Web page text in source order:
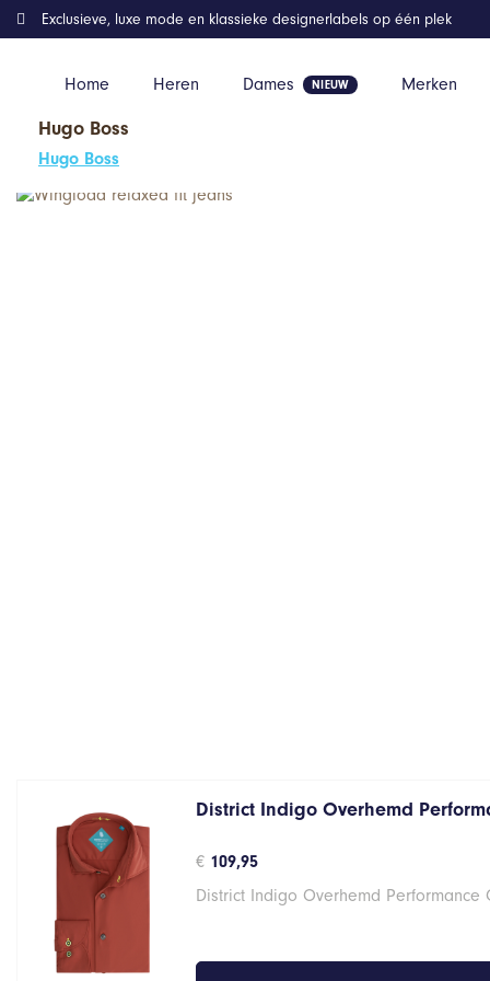
Home Heren Dames Merken
Exclusieve, luxe mode en klassieke designerlabels op één plek
Hugo Boss
Hugo Boss
Home Kleding
District Indigo Overhemd
€ 109,95
District Indigo Overhemd Performance